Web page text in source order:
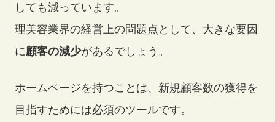
会社概要
しても減っています。
理美容業界の経営上の問題点として、大きな要因
に顧客の減少があるでしょう。
ホームページを持つことは、新規顧客数の獲得を
目指すためには必須のツールです。